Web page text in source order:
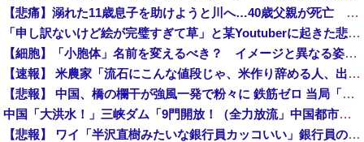
【悲痛】溺れた11歳息子を助けようと川へ…40歳父親が死亡 息子は母親が救助 愛知他
「申し訳ないけど絵が完璧すぎて草」と某Youtuberに起きた悲劇に目撃者騒然、”映え”のために愛車
【細胞】「小胞体」名前を変えるべき？ イメージと異なる姿、「理解に支障」
【速報】 米農家「流石にこんな値段じゃ、米作り辞める人、出るんじゃないかなあ？？」
【悲報】 中国、橋の欄干が強風一発で粉々に 鉄筋ゼロ 当局「接着剤でくっつけただけ」「正常で、品質問題はない」
中国「大洪水！」三峡ダム「9門開放！（全力放流」中国都市「三峡沿線の道路水没」中国政府「高速道路封鎖！」中国ダム「緊急放流に合わせて開門（土砂崩れ発生」→
【悲報】 ワイ「半沢直樹みたいな銀行員カッコいい」銀行員の友人「あんな奴居ねえよ」